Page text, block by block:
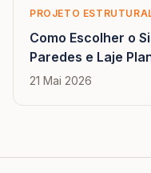
PROJETO
Como Escolher o
Paredes e Laje
21 Mai 2026